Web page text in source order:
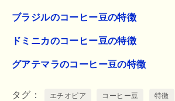
ブラジルのコーヒー豆の特徴
ドミニカのコーヒー豆の特徴
グアテマラのコーヒー豆の特徴
タグ エチオピア コーヒー豆 特徴